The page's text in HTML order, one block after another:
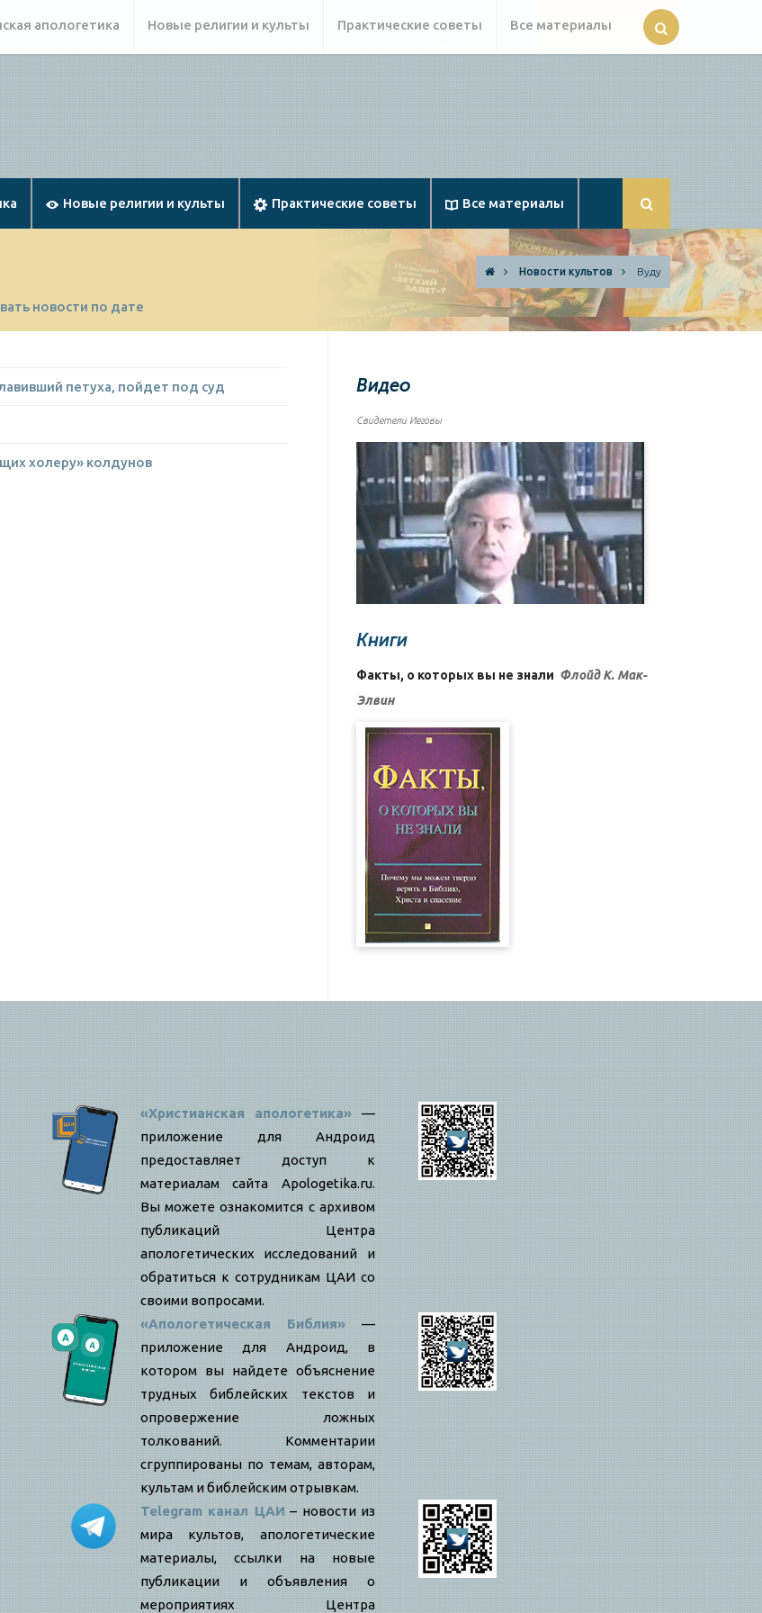
апологетика Новые религии и культы Практические советы Все материалы
ПОЖЕРТВОВАНИЯ
Новые религии и культы Практические советы Все материалы
новости по дате
Новости культов Вуду
петуха, пойдет под суд
холеру» колдунов
Видео
Свидетели Иеговы
Книги
Факты, о которых вы не знали Флойд К. Мак-
Элвин
«Христианская апологетика» —
приложение для Андроид
предоставляет доступ к
материалам сайта Apologetika.ru.
Вы можете ознакомится с архивом
публикаций Центра
апологетических исследований и
обратиться к сотрудникам ЦАИ со
своими вопросами.
«Апологетическая Библия» —
приложение для Андроид, в
котором вы найдете объяснение
трудных библейских текстов и
опровержение ложных
толкований. Комментарии
сгруппированы по темам, авторам,
культам и библейским отрывкам.
Telegram канал ЦАИ – новости из
мира культов, апологетические
материалы, ссылки на новые
публикации и объявления о
мероприятиях Центра